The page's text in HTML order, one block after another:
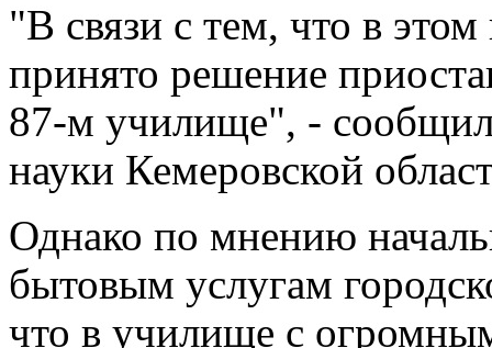
"В связи с тем, что в
принято решение
87-м училище", -
науки Кемеровской
Однако по мнению
бытовым услугам
что в училище с